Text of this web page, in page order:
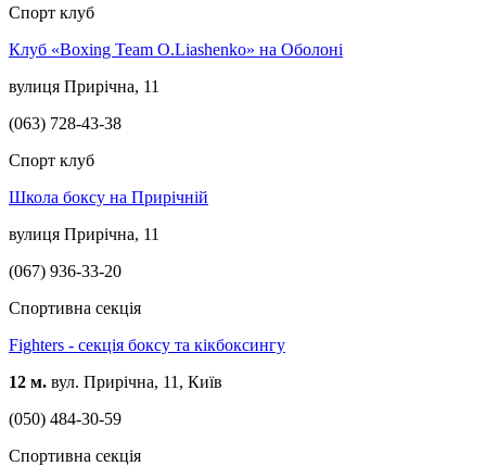
Спорт клуб
Клуб «Boxing Team O.Liashenko» на Оболоні
вулиця Прирічна, 11
(063) 728-43-38
Спорт клуб
Школа боксу на Прирічній
вулиця Прирічна, 11
(067) 936-33-20
Спортивна секція
Fighters - секція боксу та кікбоксингу
12 м. вул. Прирічна, 11, Київ
(050) 484-30-59
Спортивна секція